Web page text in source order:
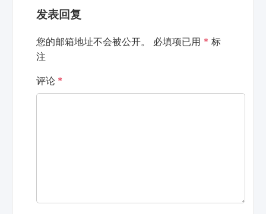
发表回复
您的邮箱地址不会被公开。 必填项已用 * 标
注
评论 *